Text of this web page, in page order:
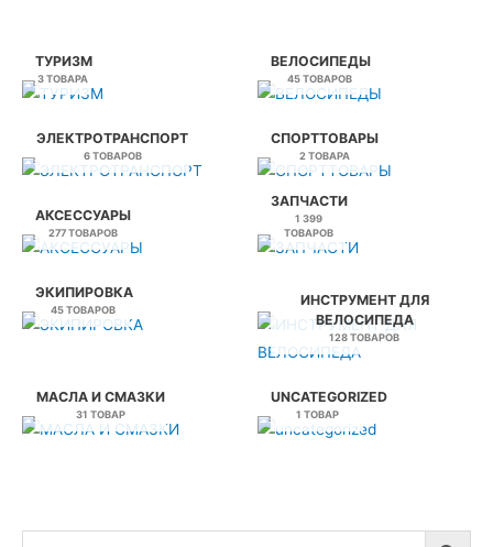
ТУРИЗМ
3 ТОВАРА
ВЕЛОСИПЕДЫ
45 ТОВАРОВ
ЭЛЕКТРОТРАНСПОРТ
6 ТОВАРОВ
СПОРТТОВАРЫ
2 ТОВАРА
АКСЕССУАРЫ
277 ТОВАРОВ
ЗАПЧАСТИ
1 399
ТОВАРОВ
ЭКИПИРОВКА
45 ТОВАРОВ
ИНСТРУМЕНТ ДЛЯ
ВЕЛОСИПЕДА
128 ТОВАРОВ
МАСЛА И СМАЗКИ
31 ТОВАР
UNCATEGORIZED
1 ТОВАР